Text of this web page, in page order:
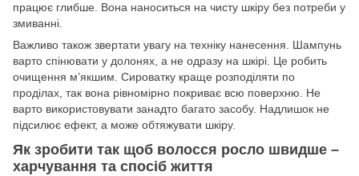
працює глибше. Вона наноситься на чисту шкіру без потреби у
змиванні.
Важливо також звертати увагу на техніку нанесення. Шампунь
варто спінювати у долонях, а не одразу на шкірі. Це робить
очищення м’якшим. Сироватку краще розподіляти по
проділах, так вона рівномірно покриває всю поверхню. Не
варто використовувати занадто багато засобу. Надлишок не
підсилює ефект, а може обтяжувати шкіру.
Як зробити так щоб волосся росло швидше –
харчування та спосіб життя